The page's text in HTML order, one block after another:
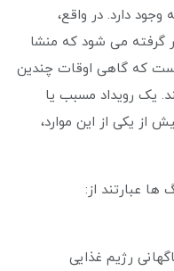
دارد. در واقع،
گرفته می شود که منشا
که گاهی اوقات چندین
یک رویداد مسبب یا
از یکی از این موارد،
عبارتند از:
رژیم غذایی